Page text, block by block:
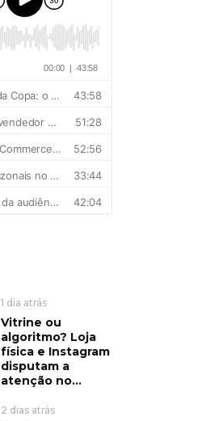
1 dia atrás
Vitrine ou
algoritmo? Loja
física e Instagram
disputam a
atenção no...
2 dias atrás